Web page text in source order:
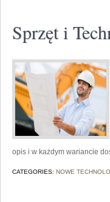
Sprzęt i
opis i w każdym wariancie
CATEGORIES: NOWE